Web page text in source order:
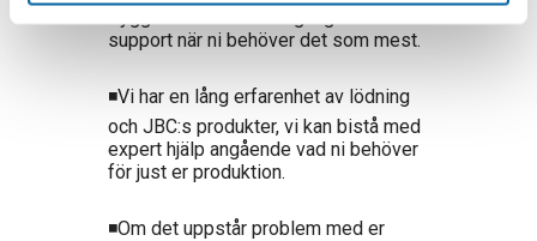
support när ni behöver det som mest.
◾Vi har en lång erfarenhet av lödning
och JBC:s produkter, vi kan bistå med
expert hjälp angående vad ni behöver
för just er produktion.
◾Om det uppstår problem med er